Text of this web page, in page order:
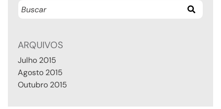
ARQUIVOS
Julho 2015
Agosto 2015
Outubro 2015